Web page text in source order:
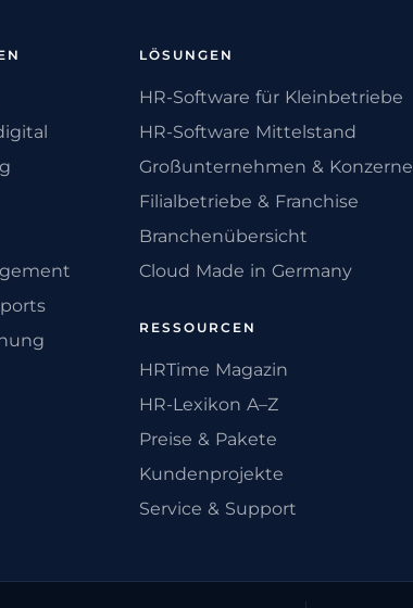
LÖSUNGEN
HR-Software für Kleinbetriebe
HR-Software Mittelstand
Großunternehmen & Konzerne
Filialbetriebe & Franchise
Branchenübersicht
Cloud Made in Germany
RESSOURCEN
HRTime Magazin
HR-Lexikon A–Z
Preise & Pakete
Kundenprojekte
Service & Support